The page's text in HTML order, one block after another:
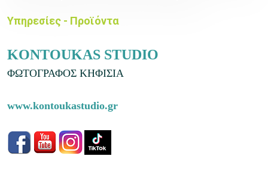
Υπηρεσίες - Προϊόντα
KONTOUKAS STUDIO
ΦΩΤΟΓΡΑΦΟΣ ΚΗΦΙΣΙΑ
www.kontoukastudio.gr